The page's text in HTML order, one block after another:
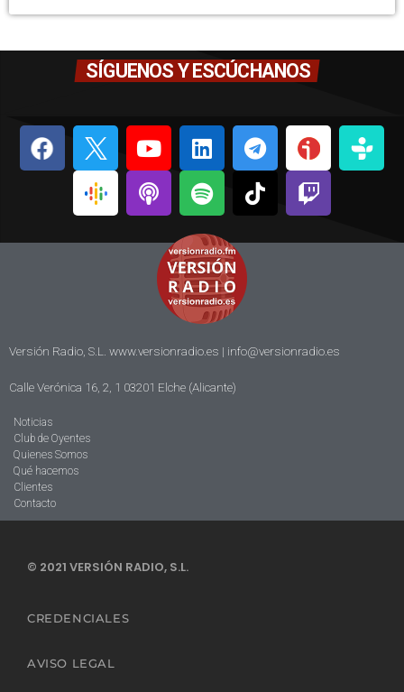
SÍGUENOS Y ESCÚCHANOS
Versión Radio, S.L. www.versionradio.es | info@versionradio.es
Calle Verónica 16, 2, 1 03201 Elche (Alicante)
Noticias
Club de Oyentes
Quienes Somos
Qué hacemos
Clientes
Contacto
© 2021 VERSIÓN RADIO, S.L.
CREDENCIALES
AVISO LEGAL